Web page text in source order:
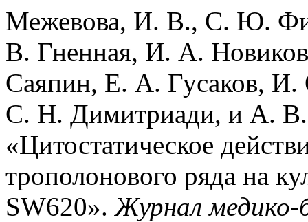
Межевова, И. В., С. Ю.
В. Гненная, И. А.
Саяпин, Е. А. Гусаков, И.
С. Н. Димитриади, и А.
«Цитостатическое
трополонового ряда на
SW620». Журнал медико-